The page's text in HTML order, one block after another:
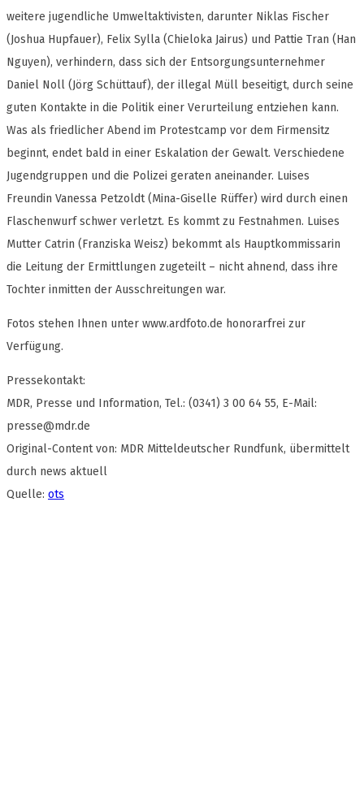
weitere jugendliche Umweltaktivisten, darunter Niklas Fischer
(Joshua Hupfauer), Felix Sylla (Chieloka Jairus) und Pattie Tran (Han
Nguyen), verhindern, dass sich der Entsorgungsunternehmer
Daniel Noll (Jörg Schüttauf), der illegal Müll beseitigt, durch seine
guten Kontakte in die Politik einer Verurteilung entziehen kann.
Was als friedlicher Abend im Protestcamp vor dem Firmensitz
beginnt, endet bald in einer Eskalation der Gewalt. Verschiedene
Jugendgruppen und die Polizei geraten aneinander. Luises
Freundin Vanessa Petzoldt (Mina-Giselle Rüffer) wird durch einen
Flaschenwurf schwer verletzt. Es kommt zu Festnahmen. Luises
Mutter Catrin (Franziska Weisz) bekommt als Hauptkommissarin
die Leitung der Ermittlungen zugeteilt – nicht ahnend, dass ihre
Tochter inmitten der Ausschreitungen war.
Fotos stehen Ihnen unter www.ardfoto.de honorarfrei zur
Verfügung.
Pressekontakt:
MDR, Presse und Information, Tel.: (0341) 3 00 64 55, E-Mail:
presse@mdr.de
Original-Content von: MDR Mitteldeutscher Rundfunk, übermittelt
durch news aktuell
Quelle: ots